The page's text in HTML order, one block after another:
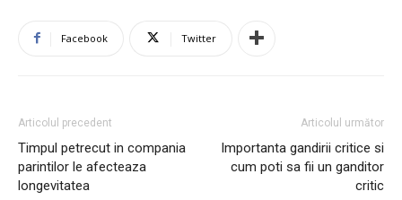
Facebook Twitter
Articolul precedent
Timpul petrecut in compania
parintilor le afecteaza
longevitatea
Articolul următor
Importanta gandirii critice si
cum poti sa fii un ganditor
critic